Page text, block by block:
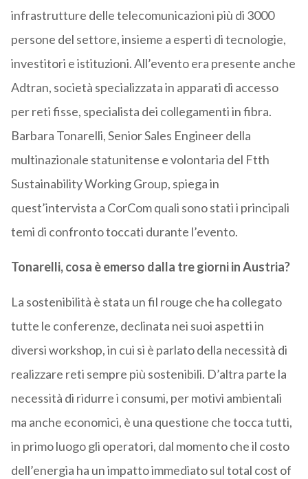
infrastrutture delle telecomunicazioni più di 3000
persone del settore, insieme a esperti di tecnologie,
investitori e istituzioni. All’evento era presente anche
Adtran, società specializzata in apparati di accesso
per reti fisse, specialista dei collegamenti in fibra.
Barbara Tonarelli, Senior Sales Engineer della
multinazionale statunitense e volontaria del Ftth
Sustainability Working Group, spiega in
quest’intervista a CorCom quali sono stati i principali
temi di confronto toccati durante l’evento.
Tonarelli, cosa è emerso dalla tre giorni in Austria?
La sostenibilità è stata un fil rouge che ha collegato
tutte le conferenze, declinata nei suoi aspetti in
diversi workshop, in cui si è parlato della necessità di
realizzare reti sempre più sostenibili. D’altra parte la
necessità di ridurre i consumi, per motivi ambientali
ma anche economici, è una questione che tocca tutti,
in primo luogo gli operatori, dal momento che il costo
dell’energia ha un impatto immediato sul total cost of